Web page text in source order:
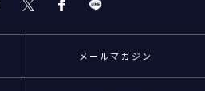
メールマガジン